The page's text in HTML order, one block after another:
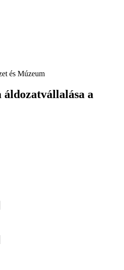
és Múzeum
a